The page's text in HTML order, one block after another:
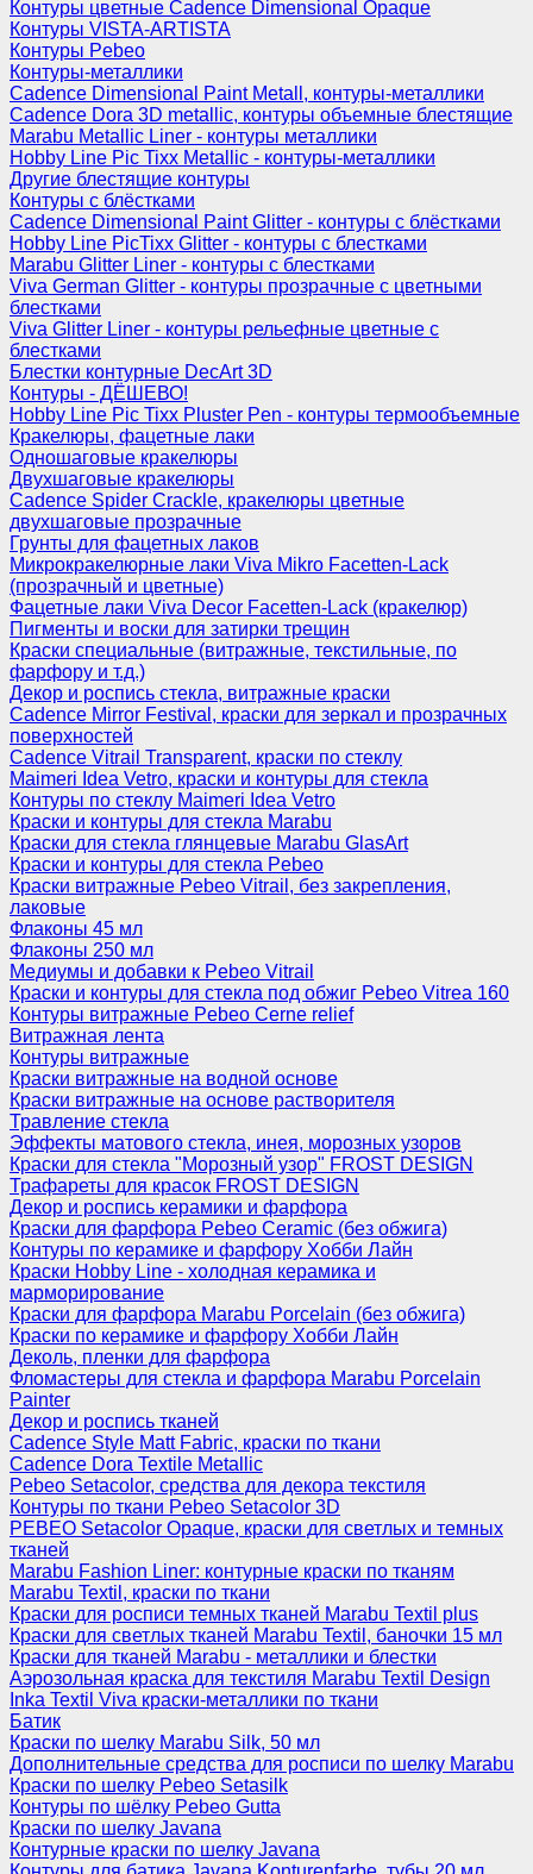
Контуры цветные Cadence Dimensional Opaque
Контуры VISTA-ARTISTA
Контуры Pebeo
Контуры-металлики
Cadence Dimensional Paint Metall, контуры-металлики
Cadence Dora 3D metallic, контуры объемные блестящие
Marabu Metallic Liner - контуры металлики
Hobby Line Pic Tixx Metallic - контуры-металлики
Другие блестящие контуры
Контуры с блёстками
Cadence Dimensional Paint Glitter - контуры с блёстками
Hobby Line PicTixx Glitter - контуры с блестками
Marabu Glitter Liner - контуры с блестками
Viva German Glitter - контуры прозрачные с цветными
блестками
Viva Glitter Liner - контуры рельефные цветные с
блестками
Блестки контурные DecArt 3D
Контуры - ДЁШЕВО!
Hobby Line Pic Tixx Pluster Pen - контуры термообъемные
Кракелюры, фацетные лаки
Одношаговые кракелюры
Двухшаговые кракелюры
Cadence Spider Crackle, кракелюры цветные
двухшаговые прозрачные
Грунты для фацетных лаков
Микрокракелюрные лаки Viva Mikro Facetten-Lack
(прозрачный и цветные)
Фацетные лаки Viva Decor Facetten-Lack (кракелюр)
Пигменты и воски для затирки трещин
Краски специальные (витражные, текстильные, по
фарфору и т.д.)
Декор и роспись стекла, витражные краски
Cadence Mirror Festival, краски для зеркал и прозрачных
поверхностей
Cadence Vitrail Transparent, краски по стеклу
Maimeri Idea Vetro, краски и контуры для стекла
Контуры по стеклу Maimeri Idea Vetro
Краски и контуры для стекла Marabu
Краски для стекла глянцевые Marabu GlasArt
Краски и контуры для стекла Pebeo
Краски витражные Pebeo Vitrail, без закрепления,
лаковые
Флаконы 45 мл
Флаконы 250 мл
Медиумы и добавки к Pebeo Vitrail
Краски и контуры для стекла под обжиг Pebeo Vitrea 160
Контуры витражные Pebeo Cerne relief
Витражная лента
Контуры витражные
Краски витражные на водной основе
Краски витражные на основе растворителя
Травление стекла
Эффекты матового стекла, инея, морозных узоров
Краски для стекла "Морозный узор" FROST DESIGN
Трафареты для красок FROST DESIGN
Декор и роспись керамики и фарфора
Краски для фарфора Pebeo Ceramic (без обжига)
Контуры по керамике и фарфору Хобби Лайн
Краски Hobby Line - холодная керамика и
марморирование
Краски для фарфора Marabu Porcelain (без обжига)
Краски по керамике и фарфору Хобби Лайн
Деколь, пленки для фарфора
Фломастеры для стекла и фарфора Marabu Porcelain
Painter
Декор и роспись тканей
Cadence Style Matt Fabric, краски по ткани
Cadence Dora Textile Metallic
Pebeo Setacolor, средства для декора текстиля
Контуры по ткани Pebeo Setacolor 3D
PEBEO Setacolor Opaque, краски для светлых и темных
тканей
Marabu Fashion Liner: контурные краски по тканям
Marabu Textil, краски по ткани
Краски для росписи темных тканей Marabu Textil plus
Краски для светлых тканей Marabu Textil, баночки 15 мл
Краски для тканей Marabu - металлики и блестки
Аэрозольная краска для текстиля Marabu Textil Design
Inka Textil Viva краски-металлики по ткани
Батик
Краски по шелку Marabu Silk, 50 мл
Дополнительные средства для росписи по шелку Marabu
Краски по шелку Pebeo Setasilk
Контуры по шёлку Pebeo Gutta
Краски по шелку Javana
Контурные краски по шелку Javana